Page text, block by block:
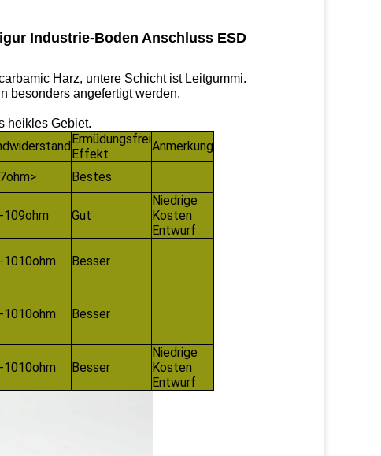
Industrie-Boden Anschluss ESD
Harz, untere Schicht ist Leitgummi.
besonders angefertigt werden.
heikles Gebiet.
Ermüdungsfrei
Effekt
Anmerkung
Bestes
109ohm Gut
Niedrige
Kosten
Entwurf
1010ohm Besser
1010ohm Besser
1010ohm Besser
Niedrige
Kosten
Entwurf